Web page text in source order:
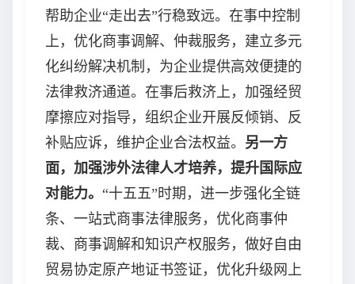
帮助企业“走出去”行稳致远。在事中控制
上，优化商事调解、仲裁服务，建立多元
化纠纷解决机制，为企业提供高效便捷的
法律救济通道。在事后救济上，加强经贸
摩擦应对指导，组织企业开展反倾销、反
补贴应诉，维护企业合法权益。 另一方
面，加强涉外法律人才培养，提升国际应
对能力。 “十五五”时期，进一步强化全链
条、一站式商事法律服务，优化商事仲
裁、商事调解和知识产权服务，做好自由
贸易协定原产地证书签证，优化升级网上